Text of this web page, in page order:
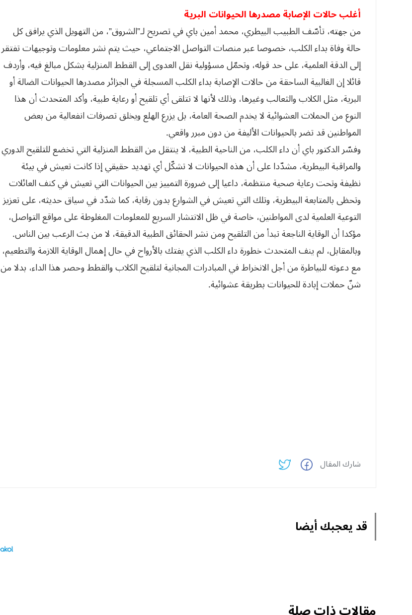
أغلب حالات الإصابة مصدرها الحيوانات البرية
من جهته، تأسّف الطبيب البيطري، محمد أمين باي في تصريح لـ”الشروق”، من التهويل الذي يرافق كل
حالة وفاة بداء الكلب، خصوصا عبر منصات التواصل الاجتماعي، حيث يتم نشر معلومات وتوجيهات تفتقر
إلى الدقة العلمية، على حد قوله، وتحمّل مسؤولية نقل العدوى إلى القطط المنزلية بشكل مبالغ فيه، وأردف
قائلا إن الغالبية الساحقة من حالات الإصابة بداء الكلب المسجلة في الجزائر مصدرها الحيوانات الضالة أو
البرية، مثل الكلاب والثعالب وغيرها، وذلك لأنها لا تتلقى أي تلقيح أو رعاية طبية، وأكد المتحدث أن هذا
النوع من الحملات العشوائية لا يخدم الصحة العامة، بل يزرع الهلع ويخلق تصرفات انفعالية من بعض
المواطنين قد تضر بالحيوانات الأليفة من دون مبرر واقعي.
وفسّر الدكتور باي أن داء الكلب، من الناحية الطبية، لا ينتقل من القطط المنزلية التي تخضع للتلقيح الدوري
والمراقبة البيطرية، مشدّدا على أن هذه الحيوانات لا تشكّل أي تهديد حقيقي إذا كانت تعيش في بيئة
نظيفة وتحت رعاية صحية منتظمة، داعيا إلى ضرورة التمييز بين الحيوانات التي تعيش في كنف العائلات
وتحظى بالمتابعة البيطرية، وتلك التي تعيش في الشوارع بدون رقابة، كما شدّد في سياق حديثه، على تعزيز
التوعية العلمية لدى المواطنين، خاصة في ظل الانتشار السريع للمعلومات المغلوطة على مواقع التواصل،
مؤكدا أن الوقاية الناجعة تبدأ من التلقيح ومن نشر الحقائق الطبية الدقيقة، لا من بث الرعب بين الناس.
وبالمقابل، لم ينف المتحدث خطورة داء الكلب الذي يفتك بالأرواح في حال إهمال الوقاية اللازمة والتطعيم،
مع دعوته للبياطرة من أجل الانخراط في المبادرات المجانية لتلقيح الكلاب والقطط وحصر هذا الداء، بدلا من
شنّ حملات إبادة للحيوانات بطريقة عشوائية.
شارك المقال
قد يعجبك أيضا